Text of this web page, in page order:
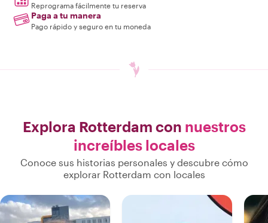
Reprograma fácilmente tu reserva
Paga a tu manera
Pago rápido y seguro en tu moneda
Explora Rotterdam con nuestros
increíbles locales
Conoce sus historias personales y descubre cómo
explorar Rotterdam con locales